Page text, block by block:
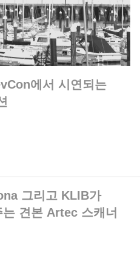
에서 시연되는
그리고 KLIB가
견본 Artec 스캐너